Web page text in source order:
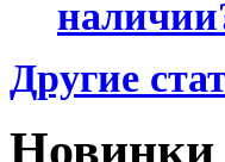
Другие
Новинки